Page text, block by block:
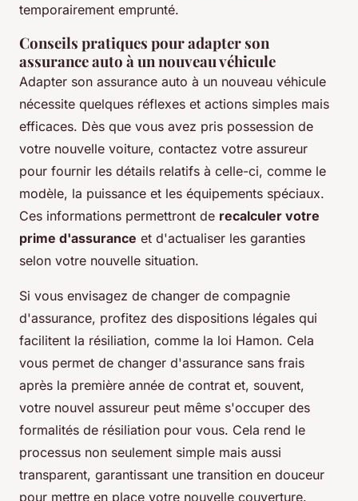
temporairement emprunté.
Conseils pratiques pour adapter son
assurance auto à un nouveau véhicule
Adapter son assurance auto à un nouveau véhicule
nécessite quelques réflexes et actions simples mais
efficaces. Dès que vous avez pris possession de
votre nouvelle voiture, contactez votre assureur
pour fournir les détails relatifs à celle-ci, comme le
modèle, la puissance et les équipements spéciaux.
Ces informations permettront de recalculer votre
prime d'assurance et d'actualiser les garanties
selon votre nouvelle situation.
Si vous envisagez de changer de compagnie
d'assurance, profitez des dispositions légales qui
facilitent la résiliation, comme la loi Hamon. Cela
vous permet de changer d'assurance sans frais
après la première année de contrat et, souvent,
votre nouvel assureur peut même s'occuper des
formalités de résiliation pour vous. Cela rend le
processus non seulement simple mais aussi
transparent, garantissant une transition en douceur
pour mettre en place votre nouvelle couverture.